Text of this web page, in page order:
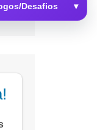
Desafios ▾